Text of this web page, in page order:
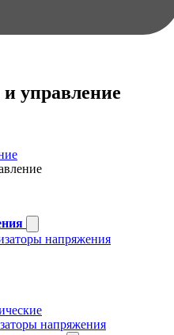
управление
напряжения
напряжения